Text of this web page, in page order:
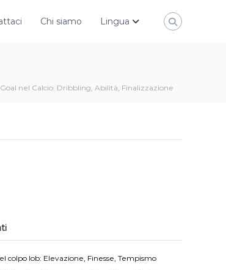
Chi siamo Lingua
nel Calcio: Dribbling, Abilità, Finalizzazione
colpo lob: Elevazione, Finesse, Tempismo